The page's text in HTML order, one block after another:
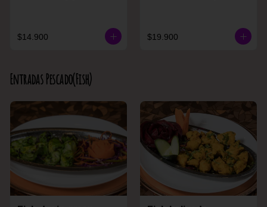
$14.900 $19.900
Entradas Pescado(Fish)